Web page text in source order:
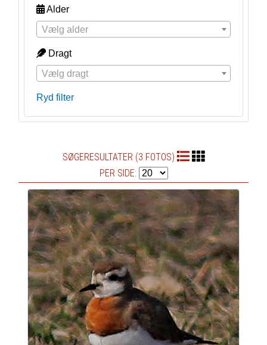
Alder
Vælg alder
Dragt
Vælg dragt
Ryd filter
SØGERESULTATER (3 FOTOS)
PER SIDE: